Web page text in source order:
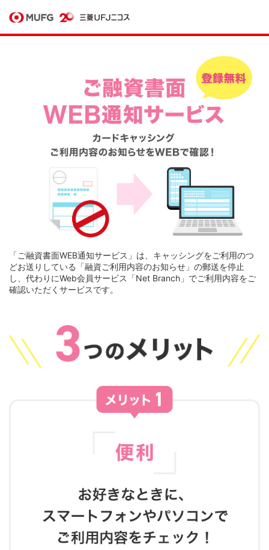
「ご融資書面WEB通知サービス」は、キャッシングをご利用のつ
どお送りしている「融資ご利用内容のお知らせ」の郵送を停止
し、代わりにWeb会員サービス「Net Branch」でご利用内容をご
確認いただくサービスです。